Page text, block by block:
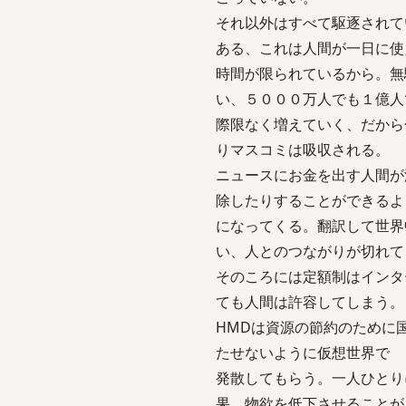
それ以外はすべて駆逐され
ある、これは人間が一日に
時間が限られているから。
い、５０００万人でも１億
際限なく増えていく、だか
りマスコミは吸収される。
ニュースにお金を出す人間
除したりすることができる
になってくる。翻訳して世
い、人とのつながりが切れ
そのころには定額制はイン
ても人間は許容してしまう。
HMDは資源の節約のために
たせないように仮想世界で
発散してもらう。一人ひと